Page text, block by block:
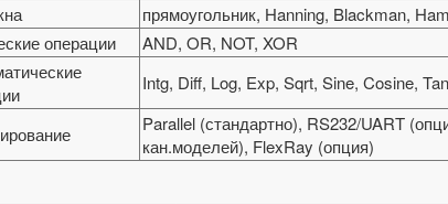
прямоугольник, Hanning, Blackman,
операции
AND, OR, NOT, XOR
Intg, Diff, Log, Exp, Sqrt, Sine, Cosine,
Parallel (стандартно), RS232/UART
кан.моделей), FlexRay (опция)